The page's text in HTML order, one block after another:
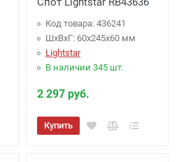
Код товара: 436241
ШхВхГ: 60x245x60 мм
Lightstar
В наличии 345 шт.
2 297 руб.
Купить